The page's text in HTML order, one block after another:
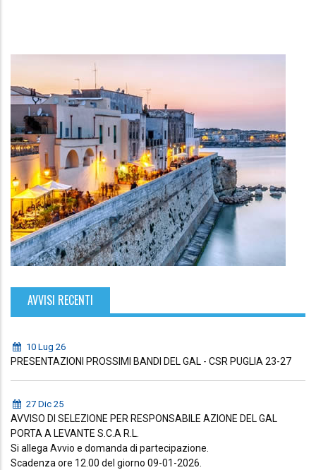
AVVISI RECENTI
10 Lug 26
PRESENTAZIONI PROSSIMI BANDI DEL GAL - CSR PUGLIA 23-27
27 Dic 25
AVVISO DI SELEZIONE PER RESPONSABILE AZIONE DEL GAL
PORTA A LEVANTE S.C.A R.L.
Si allega Avvio e domanda di partecipazione.
Scadenza ore 12.00 del giorno 09-01-2026.